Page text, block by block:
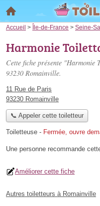
Accueil > Île-de-France > Seine-
Harmonie
Cette fiche présente "Harmonie
93230 Romainville.
11 Rue de Paris
93230 Romainville
📞 Appeler cette toiletteur
Toiletteuse - Fermée, ouvre
Une personne recommande
Améliorer cette fiche
Autres toiletteurs à Romainville